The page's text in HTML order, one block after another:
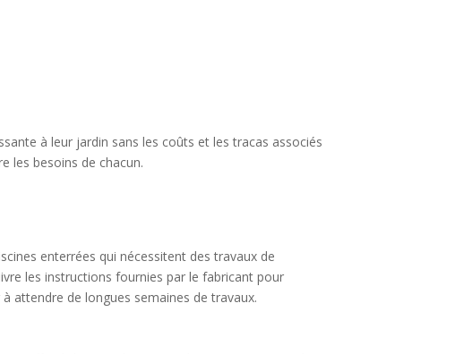
à leur jardin sans les coûts et les tracas associés
les besoins de chacun.
enterrées qui nécessitent des travaux de
les instructions fournies par le fabricant pour
attendre de longues semaines de travaux.